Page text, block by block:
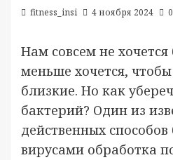
fitness_insi 4 ноября 2024 0
Нам совсем не
меньше хочется,
близкие. Но как
бактерий? Один из
действенных
вирусами обработка